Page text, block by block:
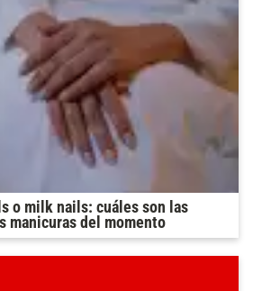
o milk nails: cuáles son las
manicuras del momento